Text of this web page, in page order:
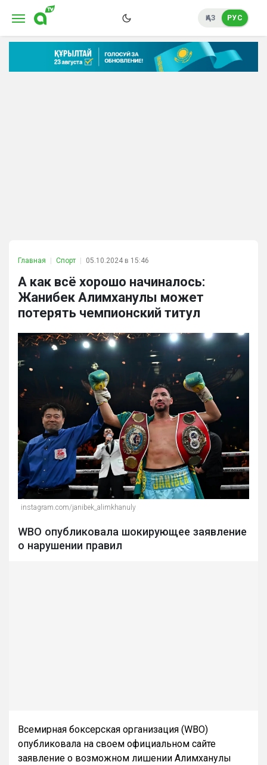
ҚАЗ РУС
Главная Спорт 05.10.2024 в 15:46
А как всё хорошо начиналось:
Жанибек Алимханулы может
потерять чемпионский титул
instagram.com/janibek_alimkhanuly
WBO опубликовала шокирующее заявление
о нарушении правил
Всемирная боксерская организация (WBO)
опубликовала на своем официальном сайте
заявление о возможном лишении Алимханулы